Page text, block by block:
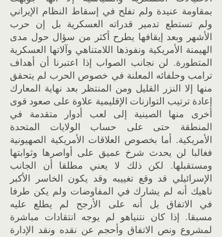
بمقاومة عنيدة ولم تفلح في إسقاط النظام الإيراني
ولم تستطع تدمير قدراته العسكرية بل إن حرب
الأشهر وبعد إيقافها يطرح أكثر من سؤال حول مدى
الهيمنة الأمريكية ونفوذها اللامتناهي وآلاتها العسكرية
المتطورة. لن نجانب الصواب إذا اعتبرنا أن أهداف
ترامب وحلفائه المعلنة في خصوص الحرب لم يتحقق
منها إلا النزر القليل ومن المنتظر بعد نهاية المعارك
إعادة ترتيب التوازنات الإقليمية علاوة على صعود قوى
أخرى منها الصينية إلى لعب أدوار متقدمة في
المنطقة حتى على حساب الولايات المتحدة
الأمريكية. أما بخصوص العلاقات الأمريكية الصهيونية
فغالبا لن يحدث شرخ عميق على أواصرها وثوابتها
ومستقبلها. لكن ذلك لا يعني مطلقا أن الجانب
الإسرائيلي قد وقع تغييبه وقد يكون الخاسر الأكبر
ناهيك أنه لم يشارك في المفاوضات ولم يكن طرفا
في الاتفاق بل أنه على الأرجح لم يطلع عليه
مسبقا. إذا كان نتنياهو لم يوجه انتقادات مباشرة
لمشروع ونص الاتفاق وأحجم عن نقده ونقد الإدارة